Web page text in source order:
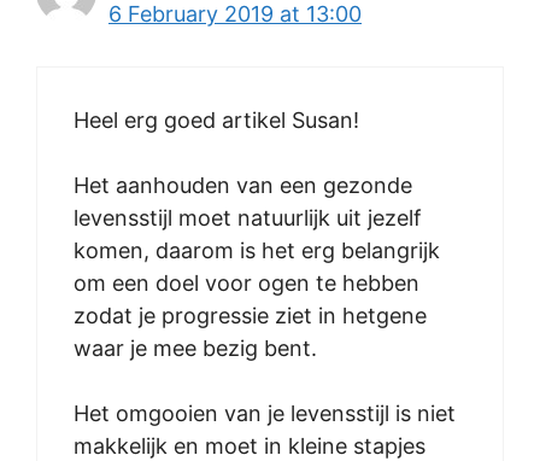
6 February 2019 at 13:00
Heel erg goed artikel Susan!
Het aanhouden van een gezonde
levensstijl moet natuurlijk uit jezelf
komen, daarom is het erg belangrijk
om een doel voor ogen te hebben
zodat je progressie ziet in hetgene
waar je mee bezig bent.
Het omgooien van je levensstijl is niet
makkelijk en moet in kleine stapjes